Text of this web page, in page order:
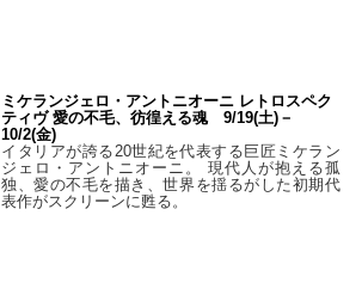
ミケランジェロ・アントニオーニ レトロスペク
ティヴ 愛の不毛、彷徨える魂 9/19(土)－
10/2(金)
イタリアが誇る20世紀を代表する巨匠ミケラン
ジェロ・アントニオーニ。 現代人が抱える孤
独、愛の不毛を描き、世界を揺るがした初期代
表作がスクリーンに甦る。